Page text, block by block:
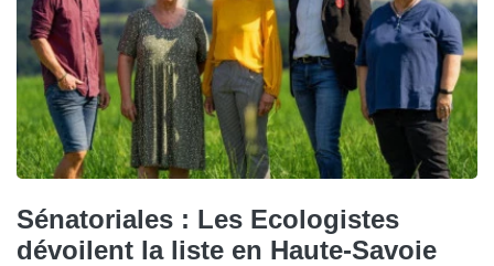
Sénatoriales : Les Ecologistes
dévoilent la liste en Haute-Savoie